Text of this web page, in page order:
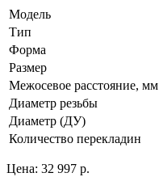
Модель
Тип
Форма
Размер
Межосевое расстояние, мм
Диаметр резьбы
Диаметр (ДУ)
Количество перекладин
Цена: 32 997 р.